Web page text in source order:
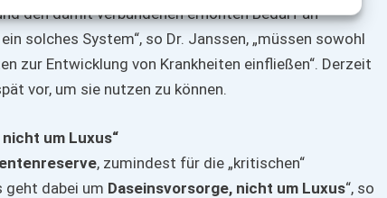
den damit verbundenen erhöhten Bedarf an
solches System“, so Dr. Janssen, „müssen sowohl
zur Entwicklung von Krankheiten einfließen“. Derzeit
vor, um sie nutzen zu können.
um Luxus“
, zumindest für die „kritischen“
geht dabei um Daseinsvorsorge, nicht um Luxus“, so